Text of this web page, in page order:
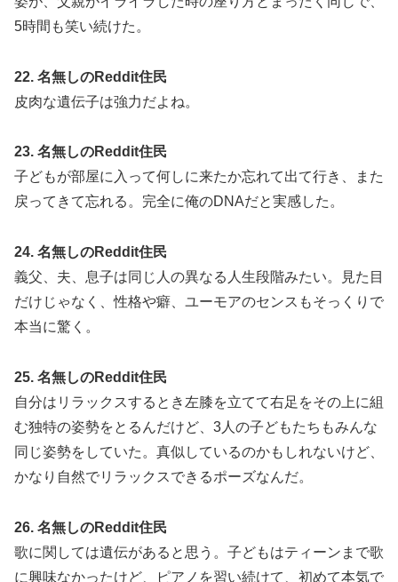
5時間も笑い続けた。
22. 名無しのReddit住民
皮肉な遺伝子は強力だよね。
23. 名無しのReddit住民
子どもが部屋に入って何しに来たか忘れて出て行き、また
戻ってきて忘れる。完全に俺のDNAだと実感した。
24. 名無しのReddit住民
義父、夫、息子は同じ人の異なる人生段階みたい。見た目
だけじゃなく、性格や癖、ユーモアのセンスもそっくりで
本当に驚く。
25. 名無しのReddit住民
自分はリラックスするとき左膝を立てて右足をその上に組
む独特の姿勢をとるんだけど、3人の子どもたちもみんな
同じ姿勢をしていた。真似しているのかもしれないけど、
かなり自然でリラックスできるポーズなんだ。
26. 名無しのReddit住民
歌に関しては遺伝があると思う。子どもはティーンまで歌
に興味なかったけど、ピアノを習い続けて、初めて本気で